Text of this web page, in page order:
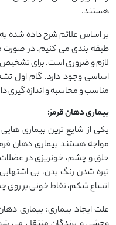
هستند.
بر اساس علائم شرح داده شده
طبقه بندی می کنیم. در
لازم و ضروری است. برای تشخیص
اساسی وجود دارد. گام اول
مناسب و محاسبه و اندازه گیری
بیماری دهان قرمز:
یکی از شایع ترین بیماری
مواجه هستند بیماری دهان
حلق و چشم، خونریزی در
تیره شدن رنگ بدن، بی
اتساع شکم، نقاط خونی بر روی
علت ایجاد بیماری: بیماری